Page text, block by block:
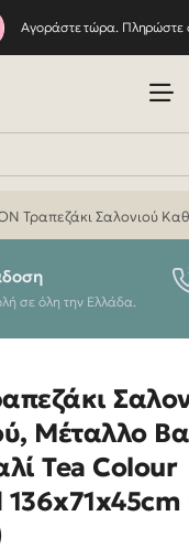
Αγοράστε τώρα. Πληρώστε
Τραπεζάκι Σαλονιού
σε όλη την Ελλάδα.
Μέταλλο
Tea Colour